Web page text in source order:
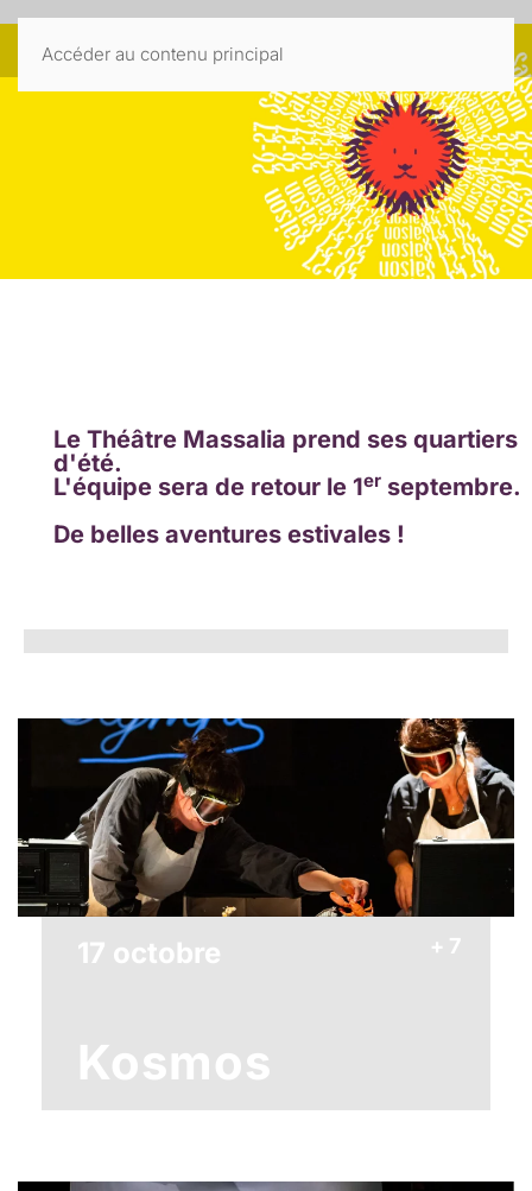
Accéder au contenu principal
Le Théâtre Massalia prend ses quartiers
d'été.
L'équipe sera de retour le 1erseptembre.
De belles aventures estivales !
+ 7
17 octobre
Kosmos